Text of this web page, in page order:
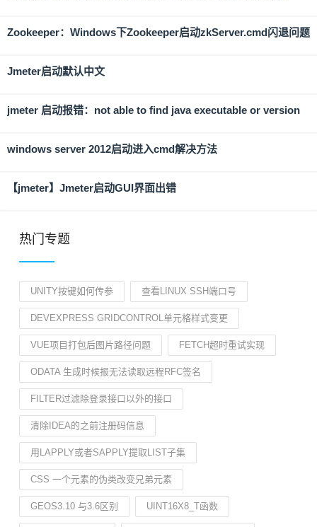
Zookeeper：Windows下Zookeeper启动zkServer.cmd闪退问题
Jmeter启动默认中文
jmeter 启动报错：not able to find java executable or version
windows server 2012启动进入cmd解决方法
【jmeter】Jmeter启动GUI界面出错
热门专题
UNITY按键如何传参 查看LINUX SSH端口号
DEVEXPRESS GRIDCONTROL单元格样式变更
VUE项目打包后图片路径问题 FETCH超时重试实现
ODATA 生成时候报无法读取远程RFC签名
FILTER过滤除登录接口以外的接口
清除IDEA的之前注册码信息
用LAPPLY或者SAPPLY提取LIST子集
CSS 一个元素的伪类改变兄弟元素
GEOS3.10 与3.6区别 UINT16X8_T函数